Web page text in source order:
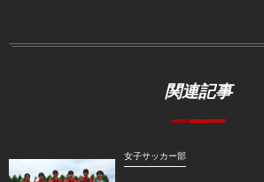
関連記事
女子サッカー部